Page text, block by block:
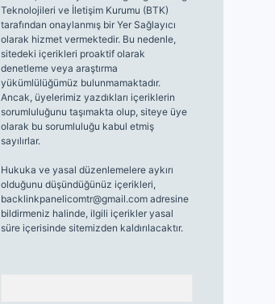
Teknolojileri ve İletişim Kurumu (BTK)
tarafından onaylanmış bir Yer Sağlayıcı
olarak hizmet vermektedir. Bu nedenle,
sitedeki içerikleri proaktif olarak
denetleme veya araştırma
yükümlülüğümüz bulunmamaktadır.
Ancak, üyelerimiz yazdıkları içeriklerin
sorumluluğunu taşımakta olup, siteye üye
olarak bu sorumluluğu kabul etmiş
sayılırlar.
Hukuka ve yasal düzenlemelere aykırı
olduğunu düşündüğünüz içerikleri,
backlinkpanelicomtr@gmail.comadresine
bildirmeniz halinde, ilgili içerikler yasal
süre içerisinde sitemizden kaldırılacaktır.